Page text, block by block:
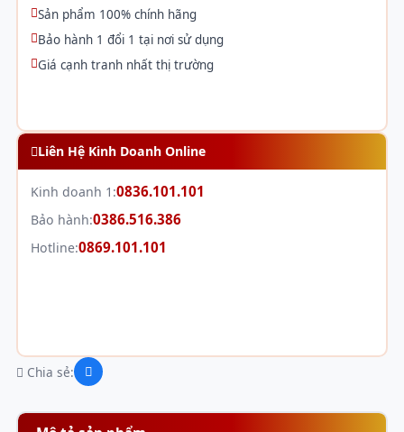
Sản phẩm 100% chính hãng
Bảo hành 1 đổi 1 tại nơi sử dụng
Giá cạnh tranh nhất thị trường
Liên Hệ Kinh Doanh Online
Kinh doanh 1:0836.101.101
Bảo hành:0386.516.386
Hotline:0869.101.101
Chia sẻ: